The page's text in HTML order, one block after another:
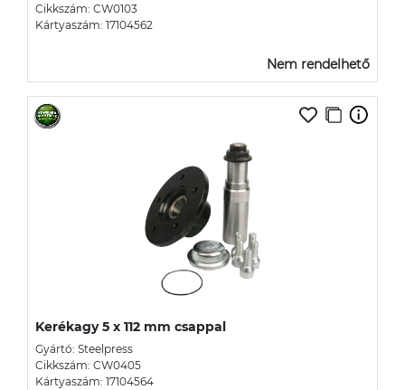
Cikkszám: CW0103
Kártyaszám: 17104562
Nem rendelhető
Kerékagy 5 x 112 mm csappal
Gyártó: Steelpress
Cikkszám: CW0405
Kártyaszám: 17104564